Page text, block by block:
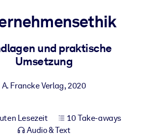
und resiliente Belegschaft auf.
verifiziertes Wissen in Ihr LMS/LXP für
Unternehmensbibliothek mit
und praktische
Umsetzung
A. Francke Verlag,2020
Lesezeit
10 Take-aways
Audio & Text